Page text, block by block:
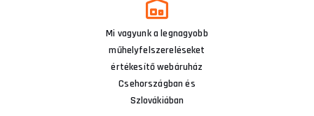
Mi vagyunk a legnagyobb
műhelyfelszereléseket
értékesítő webáruház
Csehországban és
Szlovákiában